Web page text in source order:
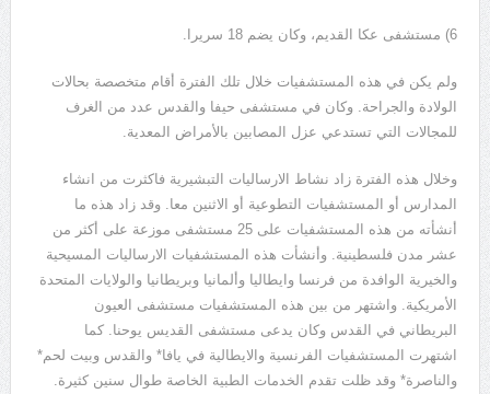
6) مستشفى عكا القديم، وكان يضم 18 سريرا.
ولم يكن في هذه المستشفيات خلال تلك الفترة أقام متخصصة بحالات
الولادة والجراحة. وكان في مستشفى حيفا والقدس عدد من الغرف
للمجالات التي تستدعي عزل المصابين بالأمراض المعدية.
وخلال هذه الفترة زاد نشاط الارساليات التبشيرية فاكثرت من انشاء
المدارس أو المستشفيات التطوعية أو الاثنين معا. وقد زاد هذه ما
أنشأته من هذه المستشفيات على 25 مستشفى موزعة على أكثر من
عشر مدن فلسطينية. وأنشأت هذه المستشفيات الارساليات المسيحية
والخيرية الوافدة من فرنسا وايطاليا وألمانيا وبريطانيا والولايات المتحدة
الأمريكية. واشتهر من بين هذه المستشفيات مستشفى العيون
البريطاني في القدس وكان يدعى مستشفى القديس يوحنا. كما
اشتهرت المستشفيات الفرنسية والايطالية في يافا* والقدس وبيت لحم*
والناصرة* وقد ظلت تقدم الخدمات الطبية الخاصة طوال سنين كثيرة.